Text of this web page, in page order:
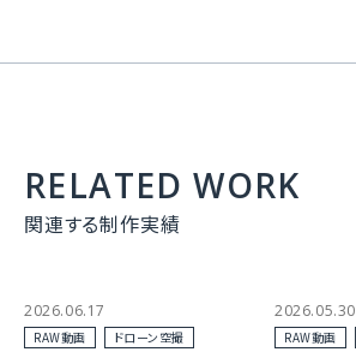
RELATED WORK
関連する制作実績
2026.06.17
RAW動画 ドローン空撮
2026.05.30
RAW動画